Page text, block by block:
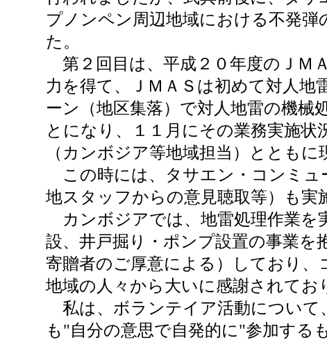
プノンペン周辺地域における不発
た。
第２回目は、平成２０年度のＪＭ
力を得て、ＪＭＡＳは初めて対人地
ーン（地区集落）で対人地雷の機械
とになり、１１月にその業務実施
（カンボジア等地域担当）とともに
この時には、タサエン・コンミュ
地スタッフからの意見聴取等）も実
カンボジアでは、地雷処理作業を
設、井戸掘り・ポンプ設置の事業を
寄贈者のご厚意による）しており、
地域の人々から大いに感謝されてお
私は、ボランテイア活動について
も"自分の意思で自発的に"参加する